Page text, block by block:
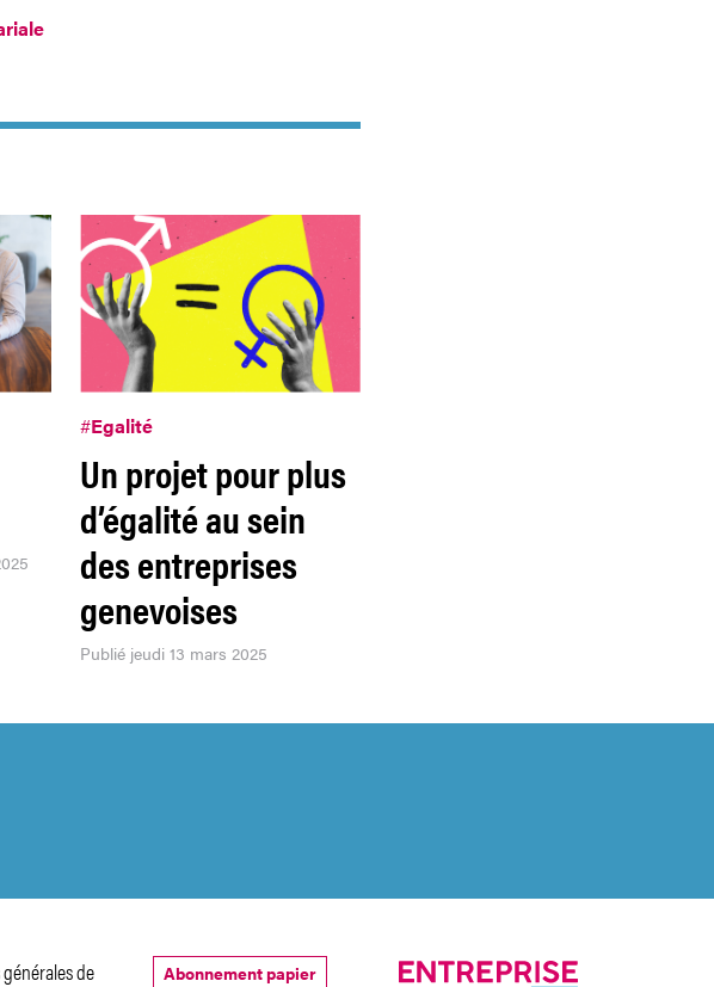
#Egalité
Un projet pour plus
d’égalité au sein
des entreprises
genevoises
Publié jeudi 13 mars 2025
de
Abonnement papier